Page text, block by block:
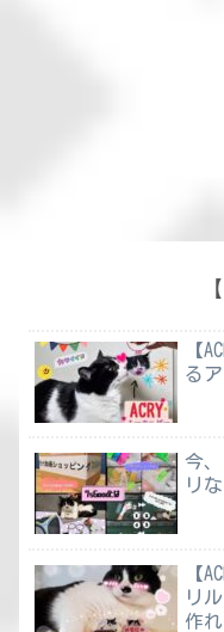
【
る
今
リ
【
リ
作